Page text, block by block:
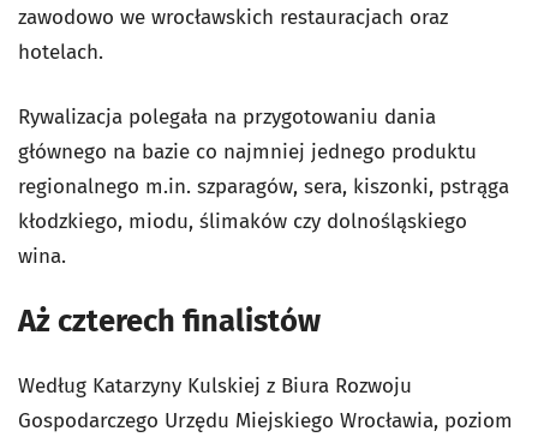
zawodowo we wrocławskich restauracjach oraz
hotelach.
Rywalizacja polegała na przygotowaniu dania
głównego na bazie co najmniej jednego produktu
regionalnego m.in. szparagów, sera, kiszonki, pstrąga
kłodzkiego, miodu, ślimaków czy dolnośląskiego
wina.
Aż czterech finalistów
Według Katarzyny Kulskiej z Biura Rozwoju
Gospodarczego Urzędu Miejskiego Wrocławia, poziom